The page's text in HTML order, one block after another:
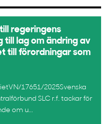
regeringens
till lag om ändring av
till förordningar som
17651/2025Svenska
SLC r.f. tackar för
om u...